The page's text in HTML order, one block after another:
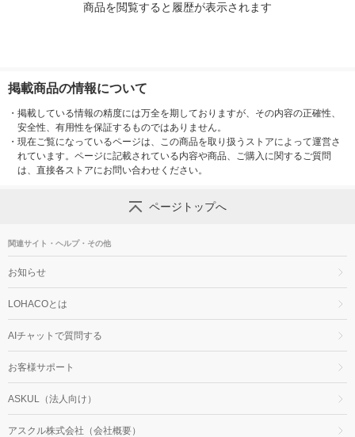
商品を閲覧すると履歴が表示されます
掲載商品の情報について
・ 掲載している情報の精度には万全を期しておりますが、その内容の正確性、
安全性、有用性を保証するものではありません。
・ 現在ご覧になっているページは、この商品を取り扱うストアによって運営さ
れています。ページに記載されている内容や商品、ご購入に関するご質問
は、直接各ストアにお問い合わせください。
ページトップへ
関連サイト・ヘルプ・その他
お知らせ
LOHACOとは
AIチャットで質問する
お客様サポート
ASKUL（法人向け）
アスクル株式会社（会社概要）